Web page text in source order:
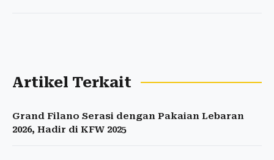
Artikel Terkait
Grand Filano Serasi dengan Pakaian Lebaran
2026, Hadir di KFW 2025